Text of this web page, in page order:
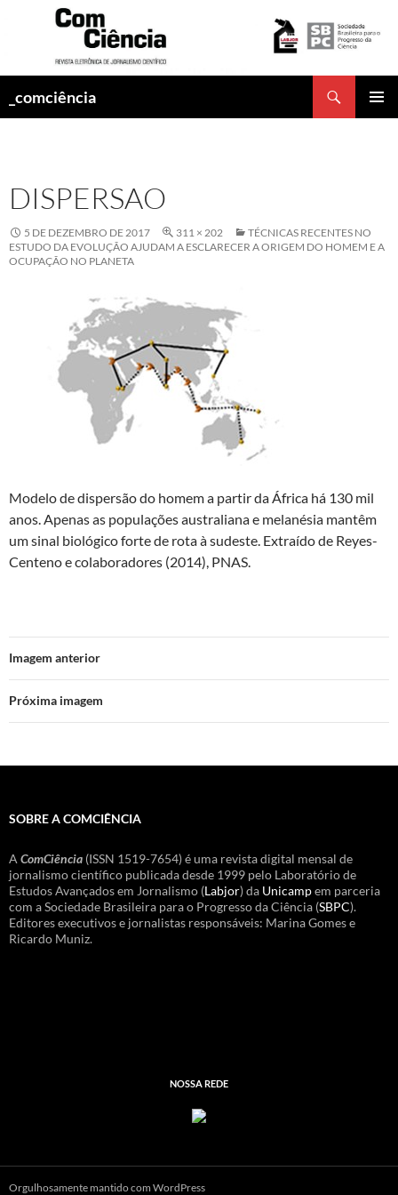
_comciência
DISPERSAO
5 DE DEZEMBRO DE 2017 311 × 202
TÉCNICAS RECENTES NO
ESTUDO DA EVOLUÇÃO AJUDAM A ESCLARECER A ORIGEM DO HOMEM E A
OCUPAÇÃO NO PLANETA
Modelo de dispersão do homem a partir da África há 130 mil
anos. Apenas as populações australiana e melanésia mantêm
um sinal biológico forte de rota à sudeste. Extraído de Reyes-
Centeno e colaboradores (2014), PNAS.
Imagem anterior
Próxima imagem
SOBRE A COMCIÊNCIA
A ComCiência (ISSN 1519-7654) é uma revista digital mensal de
jornalismo científico publicada desde 1999 pelo Laboratório de
Estudos Avançados em Jornalismo (Labjor) da Unicampem parceria
com a Sociedade Brasileira para o Progresso da Ciência (SBPC).
Editores executivos e jornalistas responsáveis: Marina Gomes e
Ricardo Muniz.
NOSSA REDE
Orgulhosamente mantido com WordPress